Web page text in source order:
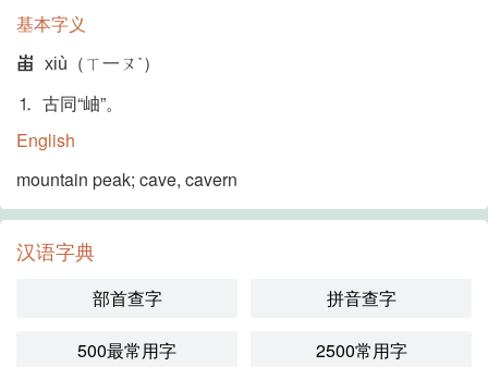
基本字义
峀
xiù（ㄒ一ㄡˋ）
⒈ 古同“岫”。
English
mountain peak; cave, cavern
汉语字典
部首查字 拼音查字
500最常用字 2500常用字